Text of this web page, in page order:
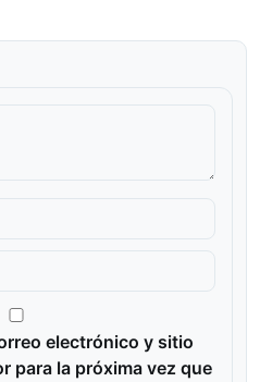
electrónico y sitio
para la próxima vez que